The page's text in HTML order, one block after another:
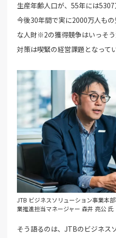
生産年齢人口が、55年には
今後30年間で実に2000万人も
な人財※2の獲得競争はいっそ
対策は喫緊の経営課題となって
JTB ビジネスソリューション事業本
業推進担当マネージャー 森井 亮公 氏
そう語るのは、JTBのビジネス